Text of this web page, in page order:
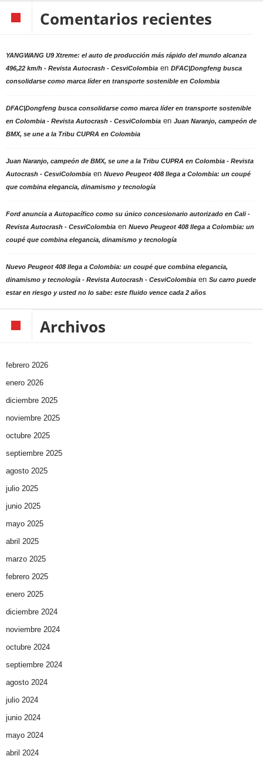
Comentarios recientes
YANGWANG U9 Xtreme: el auto de producción más rápido del mundo alcanza
496,22 km/h - Revista Autocrash - CesviColombia en DFAC|Dongfeng busca
consolidarse como marca líder en transporte sostenible en Colombia
DFAC|Dongfeng busca consolidarse como marca líder en transporte sostenible
en Colombia - Revista Autocrash - CesviColombia en Juan Naranjo, campeón de
BMX, se une a la Tribu CUPRA en Colombia
Juan Naranjo, campeón de BMX, se une a la Tribu CUPRA en Colombia - Revista
Autocrash - CesviColombia en Nuevo Peugeot 408 llega a Colombia: un coupé
que combina elegancia, dinamismo y tecnología
Ford anuncia a Autopacífico como su único concesionario autorizado en Cali -
Revista Autocrash - CesviColombia en Nuevo Peugeot 408 llega a Colombia: un
coupé que combina elegancia, dinamismo y tecnología
Nuevo Peugeot 408 llega a Colombia: un coupé que combina elegancia,
dinamismo y tecnología - Revista Autocrash - CesviColombia en Su carro puede
estar en riesgo y usted no lo sabe: este fluido vence cada 2 años
Archivos
febrero 2026
enero 2026
diciembre 2025
noviembre 2025
octubre 2025
septiembre 2025
agosto 2025
julio 2025
junio 2025
mayo 2025
abril 2025
marzo 2025
febrero 2025
enero 2025
diciembre 2024
noviembre 2024
octubre 2024
septiembre 2024
agosto 2024
julio 2024
junio 2024
mayo 2024
abril 2024